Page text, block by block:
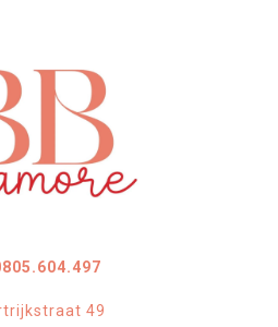
49